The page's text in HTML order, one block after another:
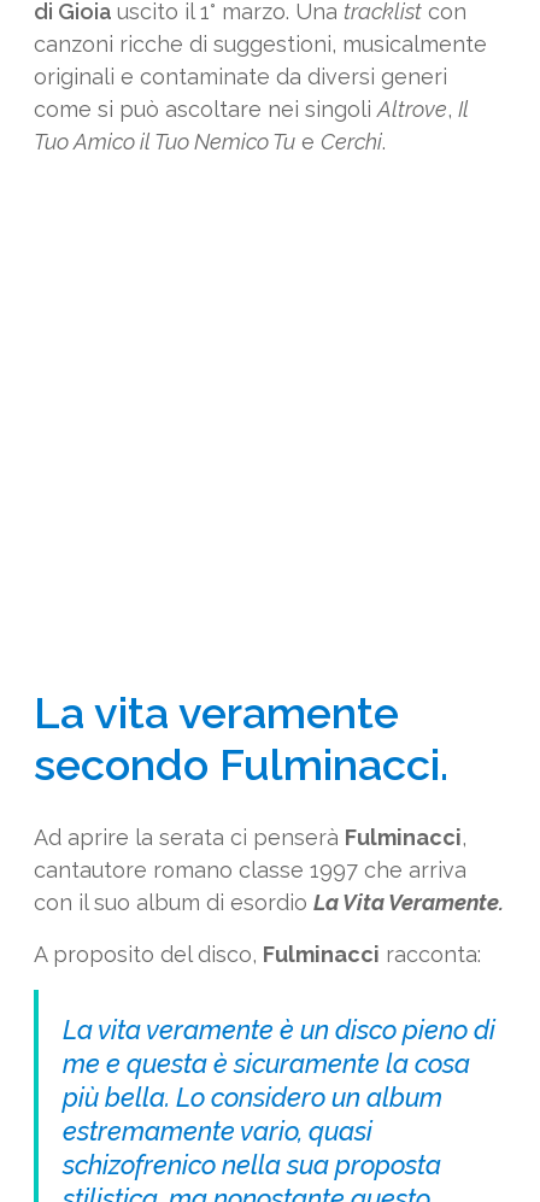
di Gioia uscito il 1° marzo. Una tracklist con
canzoni ricche di suggestioni, musicalmente
originali e contaminate da diversi generi
come si può ascoltare nei singoli Altrove, Il
Tuo Amico il Tuo Nemico Tu e Cerchi.
La vita veramente
secondo Fulminacci.
Ad aprire la serata ci penserà Fulminacci,
cantautore romano classe 1997 che arriva
con il suo album di esordio La Vita Veramente.
A proposito del disco, Fulminacci racconta:
La vita veramente è un disco pieno di
me e questa è sicuramente la cosa
più bella. Lo considero un album
estremamente vario, quasi
schizofrenico nella sua proposta